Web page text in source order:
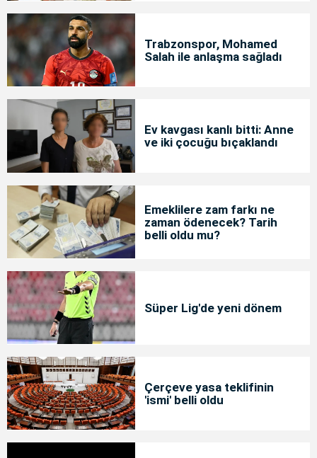
Trabzonspor, Mohamed
Salah ile anlaşma sağladı
Ev kavgası kanlı bitti: Anne
ve iki çocuğu bıçaklandı
Emeklilere zam farkı ne
zaman ödenecek? Tarih
belli oldu mu?
Süper Lig'de yeni dönem
Çerçeve yasa teklifinin
'ismi' belli oldu